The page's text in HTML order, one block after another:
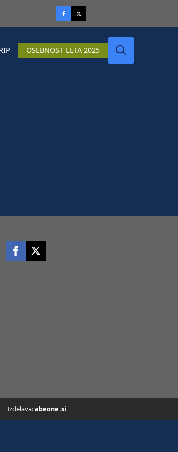
OSEBNOST LETA 2025
Izdelava:abeone.si